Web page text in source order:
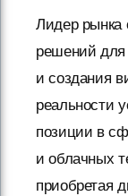
Лидер рынка
решений для
и создания
реальности
позиции в
и облачных
приобретая